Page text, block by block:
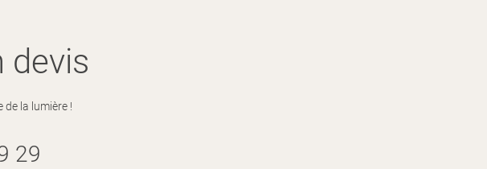
devis
la lumière !
29